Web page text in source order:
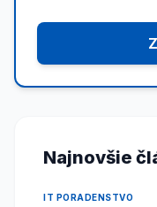
Najnovšie
IT PORADENSTVO